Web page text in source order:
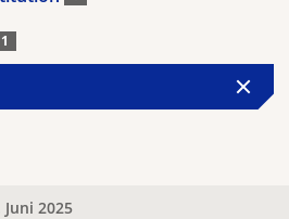
1
Juni 2025